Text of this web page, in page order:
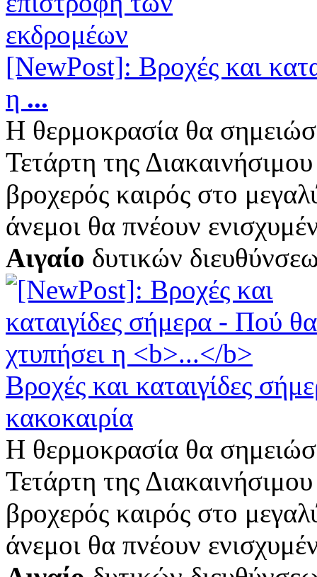
[NewPost]: Βροχές και
η ...
Η θερμοκρασία θα
Τετάρτη της
βροχερός καιρός στο
άνεμοι θα πνέουν
Αιγαίο δυτικών
Βροχές και καταιγίδες
κακοκαιρία
Η θερμοκρασία θα
Τετάρτη της
βροχερός καιρός στο
άνεμοι θα πνέουν